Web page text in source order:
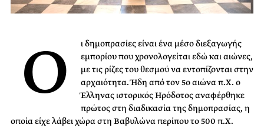
Ο
ι δημοπρασίες είναι ένα μέσο διεξαγωγής
εμπορίου που χρονολογείται εδώ και αιώνες,
με τις ρίζες του θεσμού να εντοπίζονται στην
αρχαιότητα. Ήδη από τον 5ο αιώνα π.Χ. ο
Έλληνας ιστορικός Ηρόδοτος αναφέρθηκε
πρώτος στη διαδικασία της δημοπρασίας, η
οποία είχε λάβει χώρα στη Βαβυλώνα περίπου το 500 π.Χ.